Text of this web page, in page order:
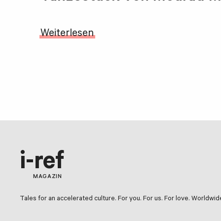
Weiterlesen
i-ref
MAGAZIN
Tales for an accelerated culture. For you. For us. For love.